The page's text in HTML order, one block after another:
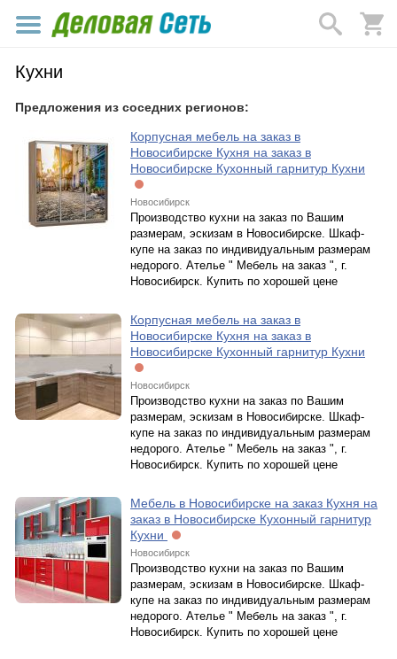
Кухни
Предложения из соседних регионов:
Корпусная мебель на заказ в
Новосибирске Кухня на заказ в
Новосибирске Кухонный гарнитур Кухни
Новосибирск
Производство кухни на заказ по Вашим
размерам, эскизам в Новосибирске. Шкаф-
купе на заказ по индивидуальным размерам
недорого. Ателье " Мебель на заказ ", г.
Новосибирск. Купить по хорошей цене
Корпусная мебель на заказ в
Новосибирске Кухня на заказ в
Новосибирске Кухонный гарнитур Кухни
Новосибирск
Производство кухни на заказ по Вашим
размерам, эскизам в Новосибирске. Шкаф-
купе на заказ по индивидуальным размерам
недорого. Ателье " Мебель на заказ ", г.
Новосибирск. Купить по хорошей цене
Мебель в Новосибирске на заказ Кухня на
заказ в Новосибирске Кухонный гарнитур
Кухни
Новосибирск
Производство кухни на заказ по Вашим
размерам, эскизам в Новосибирске. Шкаф-
купе на заказ по индивидуальным размерам
недорого. Ателье " Мебель на заказ ", г.
Новосибирск. Купить по хорошей цене